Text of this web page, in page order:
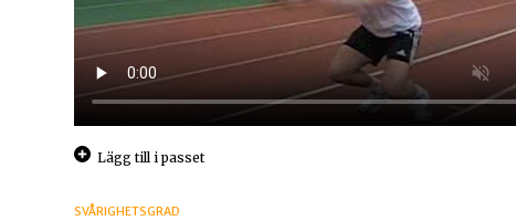
Lägg till i passet
SVÅRIGHETSGRAD